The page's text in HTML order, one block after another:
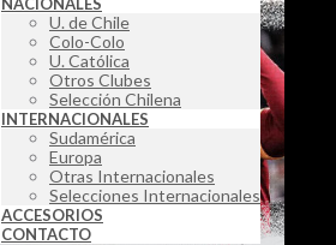
U. de Chile
Colo-Colo
U. Católica
Otros Clubes
Selección Chilena
INTERNACIONALES
Sudamérica
Europa
Otras Internacionales
Selecciones Internacionales
ACCESORIOS
CONTACTO